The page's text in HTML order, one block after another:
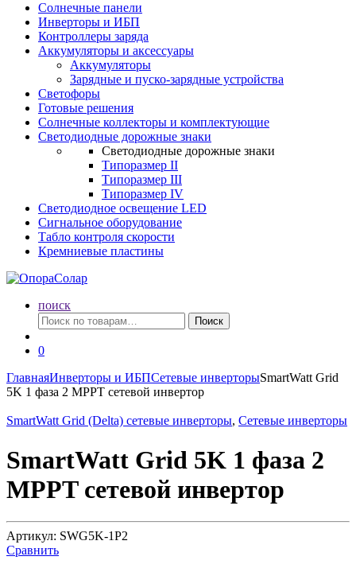
Солнечные панели
Инверторы и ИБП
Контроллеры заряда
Аккумуляторы и аксессуары
Аккумуляторы
Зарядные и пуско-зарядные устройства
Светофоры
Готовые решения
Солнечные коллекторы и комплектующие
Светодиодные дорожные знаки
Светодиодные дорожные знаки
Типоразмер II
Типоразмер III
Типоразмер IV
Светодиодное освещение LED
Сигнальное оборудование
Табло контроля скорости
Кремниевые пластины
поиск
Искать:
Поиск
0
ГлавнаяИнверторы и ИБПСетевые инверторыSmartWatt Grid
5K 1 фаза 2 MPPT сетевой инвертор
SmartWatt Grid (Delta) сетевые инверторы, Сетевые инверторы
SmartWatt Grid 5K 1 фаза 2
MPPT сетевой инвертор
Артикул: SWG5K-1P2
Сравнить